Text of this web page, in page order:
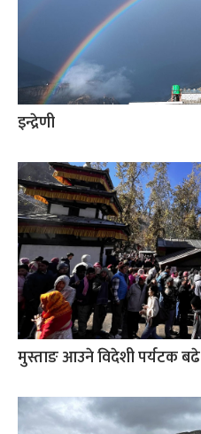
इन्द्रेणी
मुस्ताङ आउने विदेशी पर्यटक बढे